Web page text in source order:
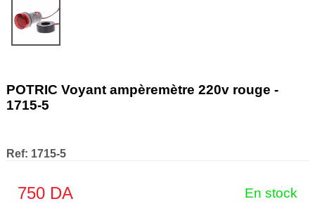
POTRIC Voyant ampèremètre 220v rouge -
1715-5
Ref: 1715-5
750DA En stock